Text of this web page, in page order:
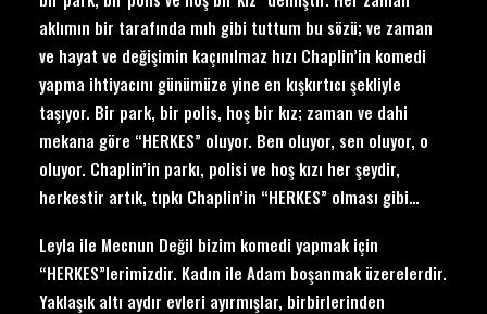
aklımın bir tarafında mıh gibi tuttum bu sözü; ve zaman
ve hayat ve değişimin kaçınılmaz hızı Chaplin’in komedi
yapma ihtiyacını günümüze yine en kışkırtıcı şekliyle
taşıyor. Bir park, bir polis, hoş bir kız; zaman ve dahi
mekana göre “HERKES” oluyor. Ben oluyor, sen oluyor, o
oluyor. Chaplin’in parkı, polisi ve hoş kızı her şeydir,
herkestir artık, tıpkı Chaplin’in “HERKES” olması gibi…
Leyla ile Mecnun Değil bizim komedi yapmak için
“HERKES”lerimizdir. Kadın ile Adam boşanmak üzerelerdir.
Yaklaşık altı aydır evleri ayırmışlar, birbirlerinden